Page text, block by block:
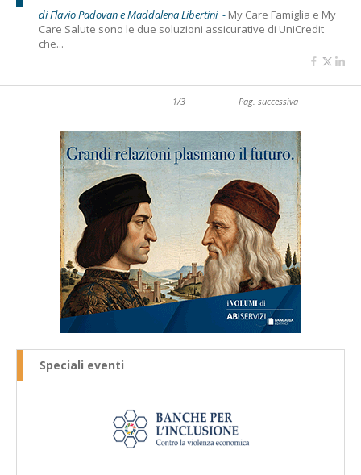
di Flavio Padovan e Maddalena Libertini - My Care Famiglia e My
Care Salute sono le due soluzioni assicurative di UniCredit
che...
1/3 Pag. successiva
Speciali eventi